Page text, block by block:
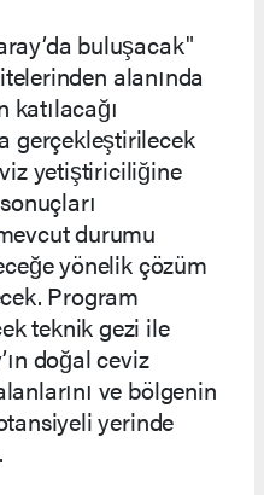
buluşacak"
alanında
gerçekleştirilecek
yetiştiriciliğine
durumu
yönelik çözüm
Program
teknik gezi ile
doğal ceviz
ve bölgenin
yerinde